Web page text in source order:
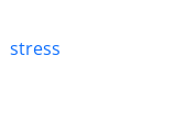
stress